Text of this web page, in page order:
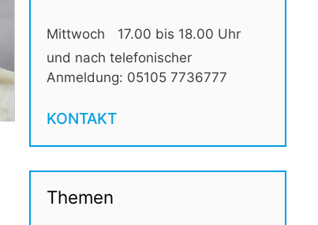
Mittwoch
17.00 bis 18.00 Uhr
und nach telefonischer
Anmeldung: 05105 7736777
KONTAKT
Themen